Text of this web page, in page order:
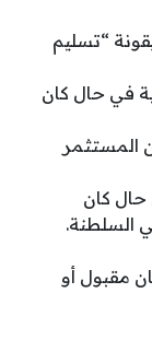
“تسليم
في حال كان
المستثمر
حال كان
السلطنة.
مقبول أو